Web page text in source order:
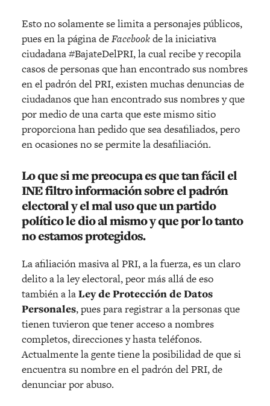
Esto no solamente se limita a personajes públicos,
pues en la página deFacebookde la iniciativa
ciudadana #BajateDelPRI, la cual recibe y recopila
casos de personas que han encontrado sus nombres
en el padrón del PRI, existen muchas denuncias de
ciudadanos que han encontrado sus nombres y que
por medio de una carta que este mismo sitio
proporciona han pedido que sea desafiliados, pero
en ocasiones no se permite la desafiliación.
Lo que si me preocupa es que tan fácil el
INE filtro información sobre el padrón
electoral y el mal uso que un partido
político le dio al mismo y que por lo tanto
no estamos protegidos.
La afiliación masiva al PRI, a la fuerza, es un claro
delito a la ley electoral, peor más allá de eso
también a laLey de Protección de Datos
Personales, pues para registrar a la personas que
tienen tuvieron que tener acceso a nombres
completos, direcciones y hasta teléfonos.
Actualmente la gente tiene la posibilidad de que si
encuentra su nombre en el padrón del PRI, de
denunciar por abuso.